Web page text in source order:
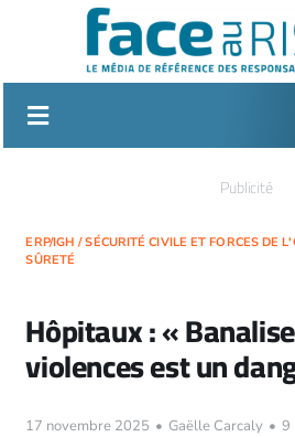
Publicité
ERP/IGH /SÉCURITÉ CIVILE ET FORCES DE
SÛRETÉ
Hôpitaux : «
violences est un
17 novembre 2025 • Gaëlle Carcaly • 9